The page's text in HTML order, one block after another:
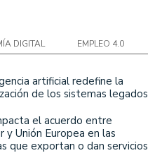
DIGITAL EMPLEO 4.0
artificial redefine la
de los sistemas legados
el acuerdo entre
y Unión Europea en las
que exportan o dan servicios